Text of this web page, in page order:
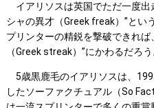
イアリソスは英国でただ一度出
シャの異才（Greek freak）”とい
プリンターの精鋭を撃破できれ
（Greek streak）”にかわるだろう
5歳黒鹿毛のイアリソスは、
したソーファクチュアル（So